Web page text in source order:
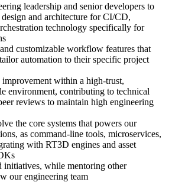
leadership and senior developers to
and architecture for CI/CD,
technology specifically for
customizable workflow features that
automation to their specific project
within a high-trust,
environment, contributing to technical
reviews to maintain high engineering
the core systems that powers our
as command-line tools, microservices,
with RT3D engines and asset
initiatives, while mentoring other
our engineering team